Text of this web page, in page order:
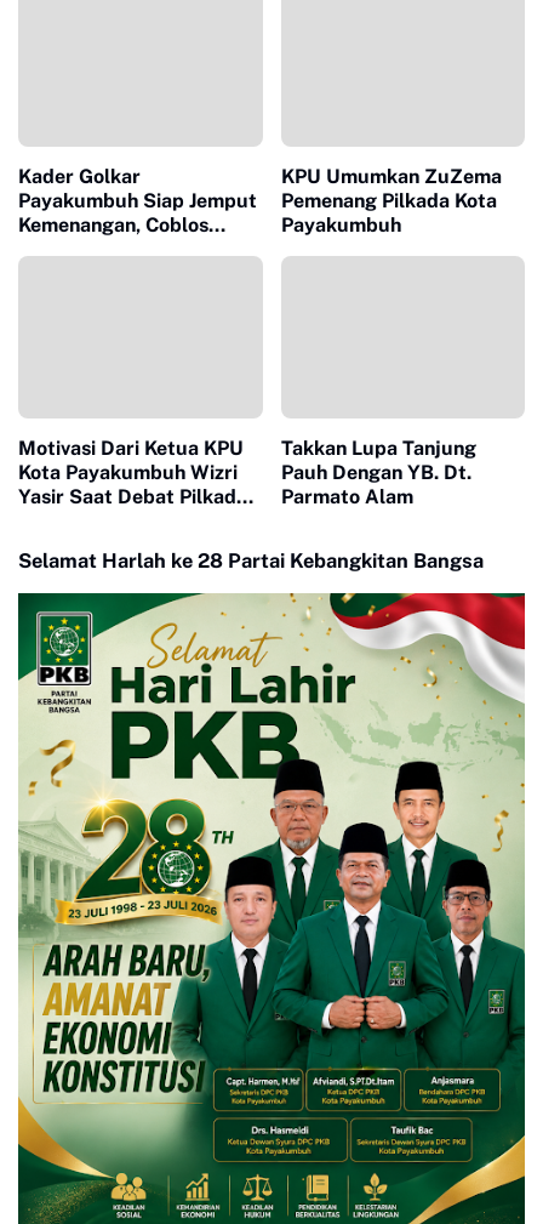
Kader Golkar
Payakumbuh Siap Jemput
Kemenangan, Coblos
KPU Umumkan ZuZema
Pemenang Pilkada Kota
Payakumbuh
Motivasi Dari Ketua KPU
Kota Payakumbuh Wizri
Yasir Saat Debat Pilkada
Takkan Lupa Tanjung
Pauh Dengan YB. Dt.
Parmato Alam
Selamat Harlah ke 28 Partai Kebangkitan Bangsa